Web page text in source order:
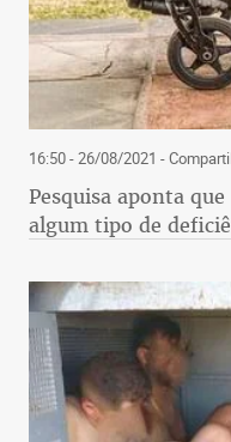
16:50 - 26/08/2021 -
Pesquisa aponta
algum tipo de